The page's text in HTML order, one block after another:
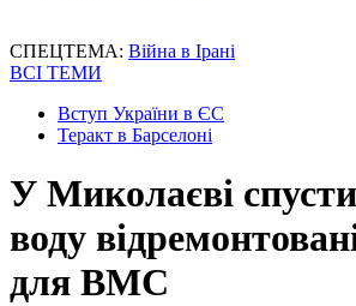
СПЕЦТЕМА: Війна в Ірані
ВСІ ТЕМИ
Вступ України в ЄС
Теракт в Барселоні
У Миколаєві
воду
для ВМС